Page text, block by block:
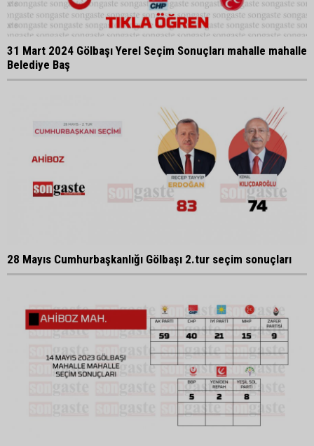
31 Mart 2024 Gölbaşı Yerel Seçim Sonuçları mahalle mahalle
Belediye Baş
28 Mayıs Cumhurbaşkanlığı Gölbaşı 2.tur seçim sonuçları